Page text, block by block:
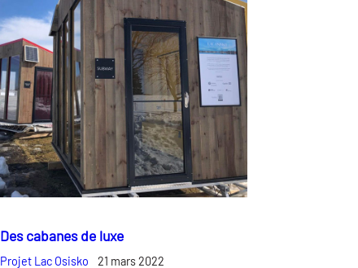
Des cabanes de luxe
Projet Lac Osisko 21 mars 2022